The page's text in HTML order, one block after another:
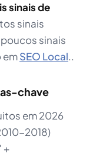
sinais de
sinais
sinais
emSEO Local..
chave
em 2026
2018)
+